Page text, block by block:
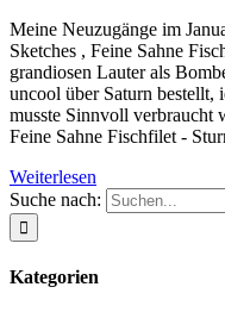
Meine Neuzugänge im
Sketches , Feine Sahne
grandiosen Lauter als
uncool über Saturn bestellt,
musste Sinnvoll verbraucht
Feine Sahne Fischfilet -
Weiterlesen
Suche nach:
Kategorien